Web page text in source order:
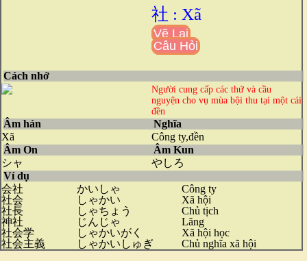
社 : Xã
Vẽ Lại
Câu Hỏi
Cách nhớ
Người cung cấp các thứ và cầu
nguyện cho vụ mùa bội thu tại một cái
đền
Âm hán
Xã
Nghĩa
Công ty,đền
Âm On
シャ
Âm Kun
やしろ
Ví dụ
会社
かいしゃ
Công ty
社会
しゃかい
Xã hội
社長
しゃちょう
Chủ tịch
神社
じんじゃ
Lăng
社会学
しゃかいがく
Xã hội học
社会主義
しゃかいしゅぎ Chủ nghĩa xã hội